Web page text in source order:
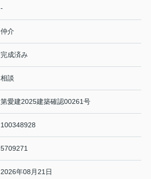
-
仲介
完成済み
相談
第愛建2025建築確認00261号
100348928
5709271
2026年08月21日